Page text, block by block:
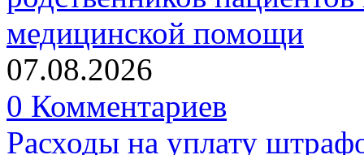
медицинской помощи
07.08.2026
0 Комментариев
Расходы на уплату